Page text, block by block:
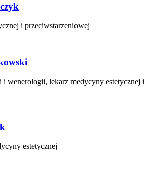
i przeciwstarzeniowej
i wenerologii, lekarz medycyny estetycznej i
estetycznej